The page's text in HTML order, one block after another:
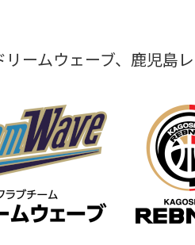
ームウェーブ、鹿児島